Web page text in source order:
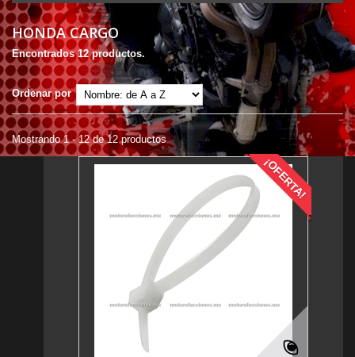
HONDA CARGO
Encontrados 12 productos.
Ordenar por
Mostrando 1 - 12 de 12 productos
¡OFERTA!